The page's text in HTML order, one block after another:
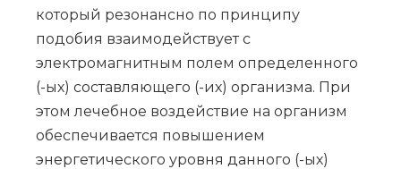
который резонансно по принципу
подобия взаимодействует с
электромагнитным полем определенного
(-ых) составляющего (-их) организма. При
этом лечебное воздействие на организм
обеспечивается повышением
энергетического уровня данного (-ых)